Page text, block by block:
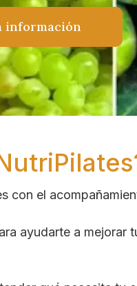
información
con el
ayudarte a mejorar